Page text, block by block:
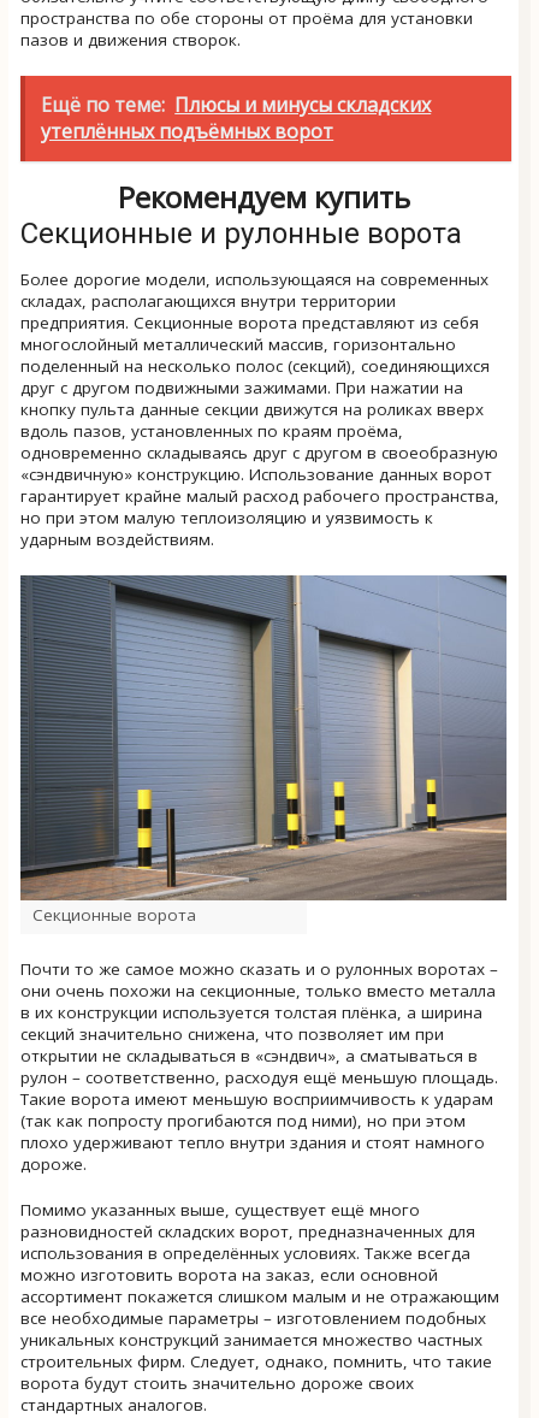
пространства по обе стороны от проёма для установки
пазов и движения створок.
Ещё по теме: Плюсы и минусы складских
утеплённых подъёмных ворот
Рекомендуем купить
Секционные и рулонные ворота
Более дорогие модели, использующаяся на современных
складах, располагающихся внутри территории
предприятия. Секционные ворота представляют из себя
многослойный металлический массив, горизонтально
поделенный на несколько полос (секций), соединяющихся
друг с другом подвижными зажимами. При нажатии на
кнопку пульта данные секции движутся на роликах вверх
вдоль пазов, установленных по краям проёма,
одновременно складываясь друг с другом в своеобразную
«сэндвичную» конструкцию. Использование данных ворот
гарантирует крайне малый расход рабочего пространства,
но при этом малую теплоизоляцию и уязвимость к
ударным воздействиям.
Секционные ворота
Почти то же самое можно сказать и о рулонных воротах –
они очень похожи на секционные, только вместо металла
в их конструкции используется толстая плёнка, а ширина
секций значительно снижена, что позволяет им при
открытии не складываться в «сэндвич», а сматываться в
рулон – соответственно, расходуя ещё меньшую площадь.
Такие ворота имеют меньшую восприимчивость к ударам
(так как попросту прогибаются под ними), но при этом
плохо удерживают тепло внутри здания и стоят намного
дороже.
Помимо указанных выше, существует ещё много
разновидностей складских ворот, предназначенных для
использования в определённых условиях. Также всегда
можно изготовить ворота на заказ, если основной
ассортимент покажется слишком малым и не отражающим
все необходимые параметры – изготовлением подобных
уникальных конструкций занимается множество частных
строительных фирм. Следует, однако, помнить, что такие
ворота будут стоить значительно дороже своих
стандартных аналогов.